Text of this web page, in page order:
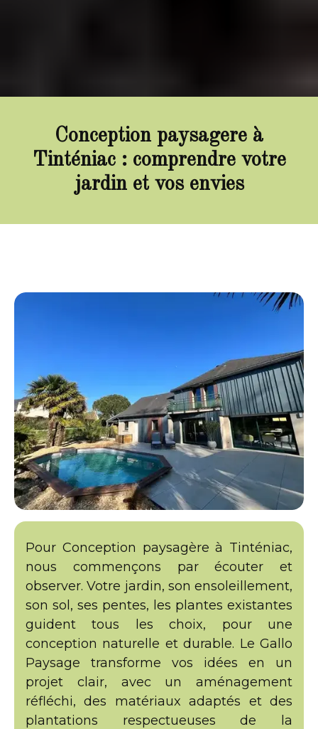
Conception paysagere à
Tinténiac : comprendre votre
jardin et vos envies
Pour Conception paysagère à Tinténiac,
nous commençons par écouter et
observer. Votre jardin, son ensoleillement,
son sol, ses pentes, les plantes existantes
guident tous les choix, pour une
conception naturelle et durable. Le Gallo
Paysage transforme vos idées en un
projet clair, avec un aménagement
réfléchi, des matériaux adaptés et des
plantations respectueuses de la